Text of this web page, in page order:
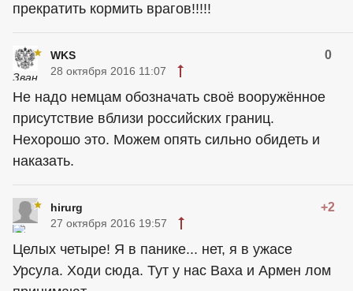
прекратить кормить врагов!!!!!
WKS 0
28 октября 2016 11:07
Не надо немцам обозначать своё вооружённое
присутствие вблизи российских границ.
Нехорошо это. Можем опять сильно обидеть и
наказать.
hirurg +2
27 октября 2016 19:57
Целых четыре! Я в панике... нет, я в ужасе
Урсула. Ходи сюда. Тут у нас Ваха и Армен лом